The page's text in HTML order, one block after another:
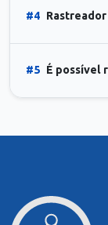
#4
#5 É possível